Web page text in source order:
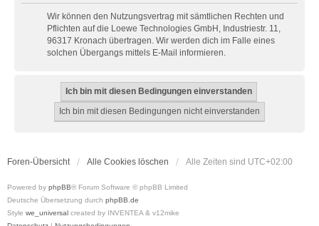
Wir können den Nutzungsvertrag mit sämtlichen Rechten und
Pflichten auf die Loewe Technologies GmbH, Industriestr. 11,
96317 Kronach übertragen. Wir werden dich im Falle eines
solchen Übergangs mittels E-Mail informieren.
Foren-Übersicht Alle Cookies löschen Alle Zeiten sind UTC+02:00
Powered by phpBB® Forum Software © phpBB Limited
Deutsche Übersetzung durch phpBB.de
Style we_universal created by INVENTEA & v12mike